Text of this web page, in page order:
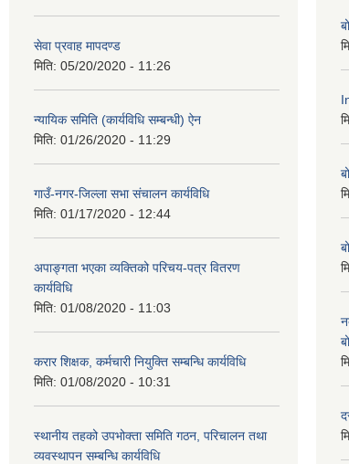
सेवा प्रवाह मापदण्ड
मिति: 05/20/2020 - 11:26
न्यायिक समिति (कार्यविधि सम्बन्धी) ऐन
मिति: 01/26/2020 - 11:29
गाउँ-नगर-जिल्ला सभा संचालन कार्यविधि
मिति: 01/17/2020 - 12:44
अपाङ्गता भएका व्यक्तिको परिचय-पत्र वितरण
कार्यविधि
मिति: 01/08/2020 - 11:03
करार शिक्षक, कर्मचारी नियुक्ति सम्बन्धि कार्यविधि
मिति: 01/08/2020 - 10:31
स्थानीय तहको उपभोक्ता समिति गठन, परिचालन तथा
व्यवस्थापन सम्बन्धि कार्यविधि